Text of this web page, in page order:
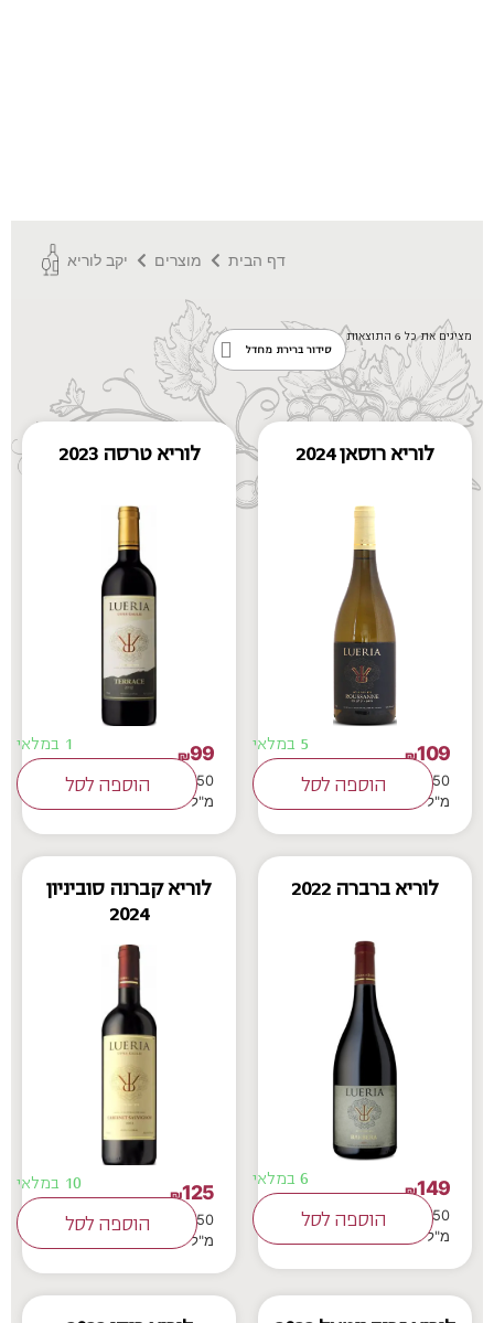
דף הבית מוצרים יקב לוריא
מציגים את כל ⁦6⁩ התוצאות
לוריא רוסאן 2024
₪109
750
מ"ל
5 במלאי
הוספה לסל
לוריא טרסה 2023
₪99
750
מ"ל
1 במלאי
הוספה לסל
לוריא ברברה 2022
₪149
750
מ"ל
6 במלאי
הוספה לסל
לוריא קברנה סוביניון
2024
₪125
750
מ"ל
10 במלאי
הוספה לסל